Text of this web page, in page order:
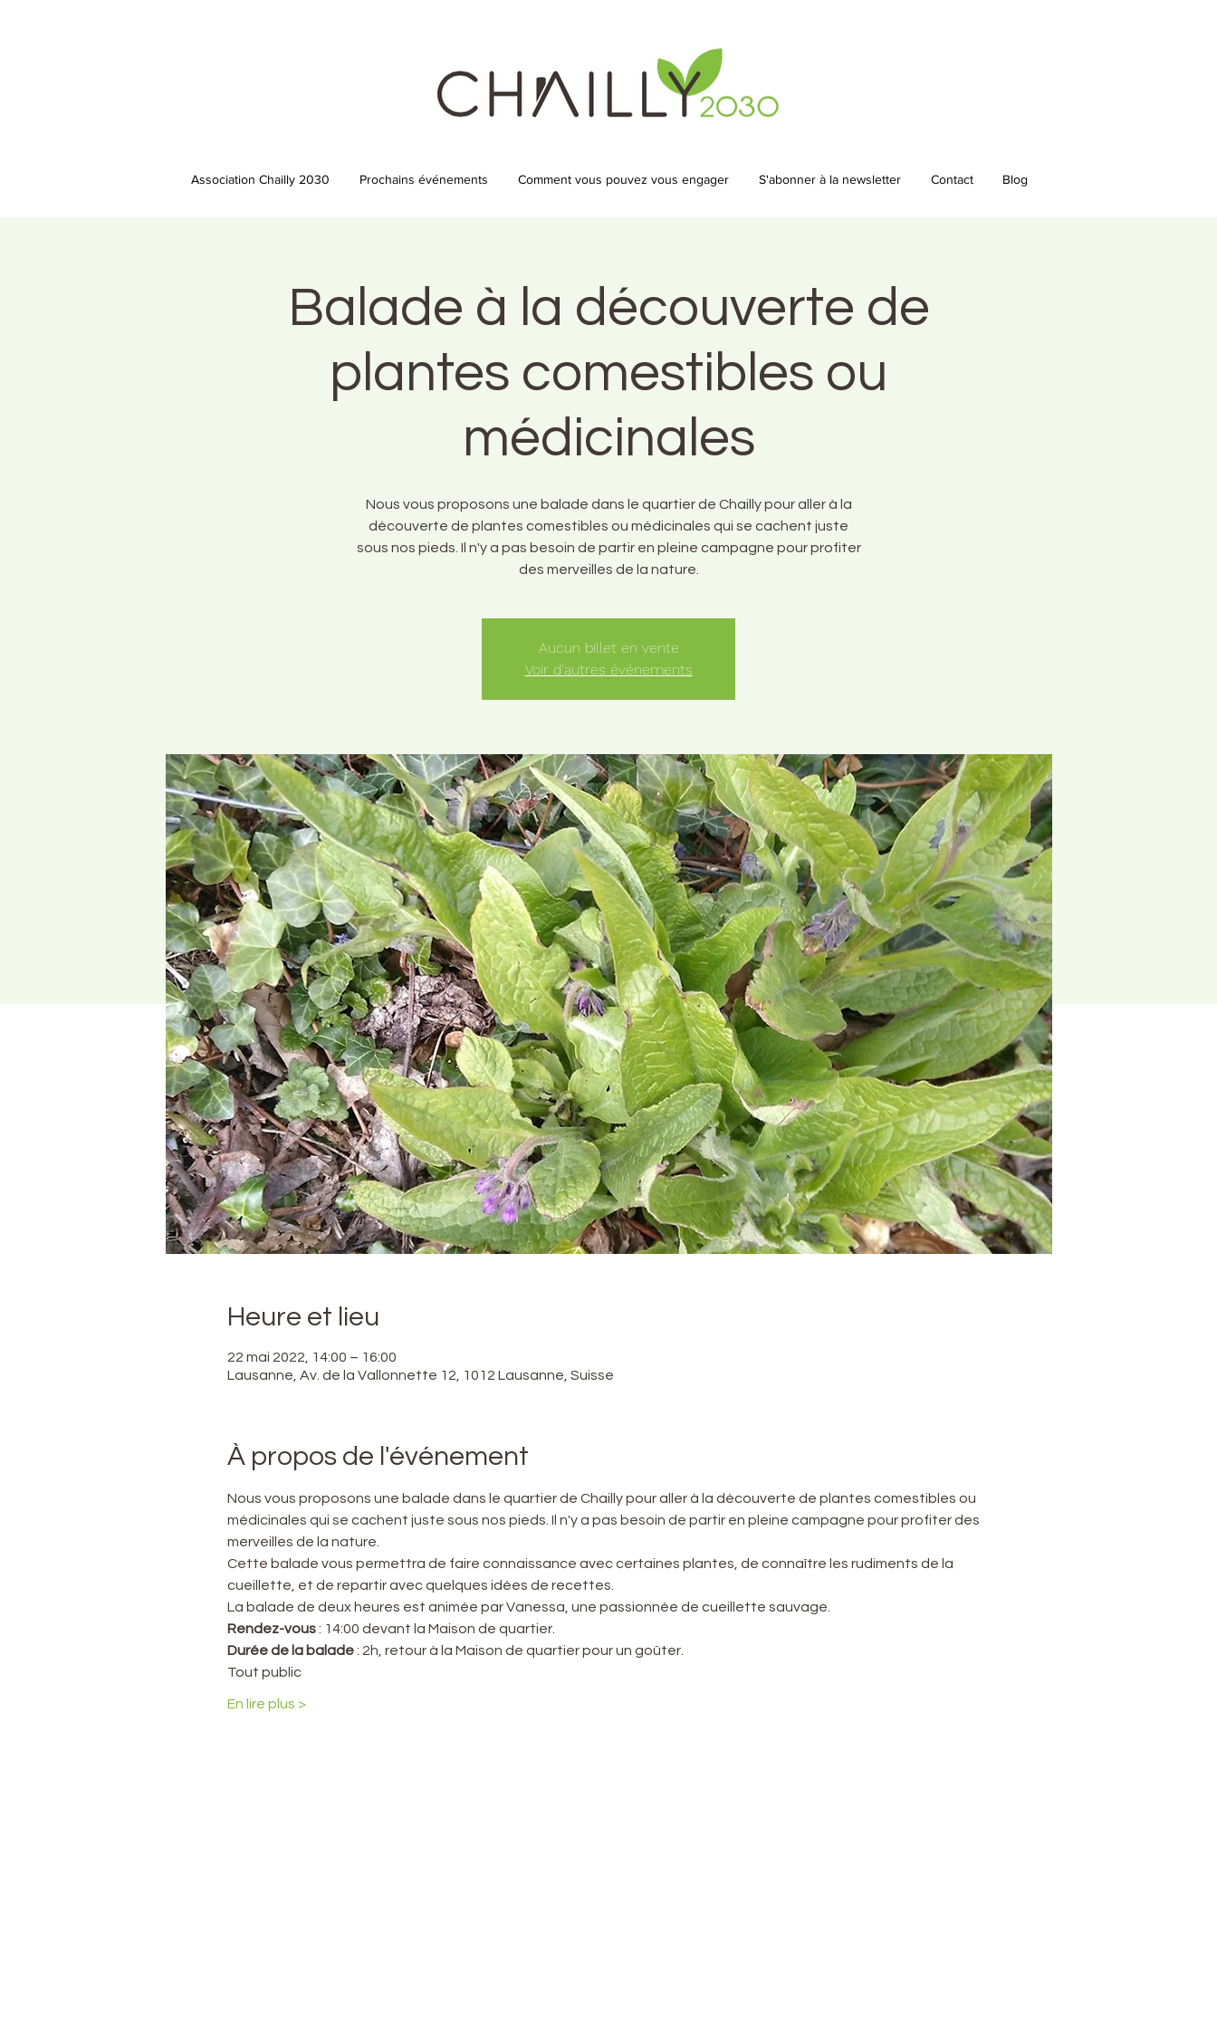
Association Chailly 2030 Prochains événements Comment vous pouvez vous engager S'abonner à la newsletter Contact Blog
Balade à la découverte de
plantes comestibles ou
médicinales
Nous vous proposons une balade dans le quartier de Chailly pour aller à la
découverte de plantes comestibles ou médicinales qui se cachent juste
sous nos pieds. Il n'y a pas besoin de partir en pleine campagne pour profiter
des merveilles de la nature.
Aucun billet en vente
Voir d'autres événements
Heure et lieu
22 mai 2022, 14:00 – 16:00
Lausanne, Av. de la Vallonnette 12, 1012 Lausanne, Suisse
À propos de l'événement
Nous vous proposons une balade dans le quartier de Chailly pour aller à la découverte de plantes comestibles ou
médicinales qui se cachent juste sous nos pieds. Il n'y a pas besoin de partir en pleine campagne pour profiter des
merveilles de la nature.
Cette balade vous permettra de faire connaissance avec certaines plantes, de connaître les rudiments de la
cueillette, et de repartir avec quelques idées de recettes.
La balade de deux heures est animée par Vanessa, une passionnée de cueillette sauvage.
Rendez-vous : 14:00 devant la Maison de quartier.
Durée de la balade : 2h, retour à la Maison de quartier pour un goûter.
Tout public
En lire plus >